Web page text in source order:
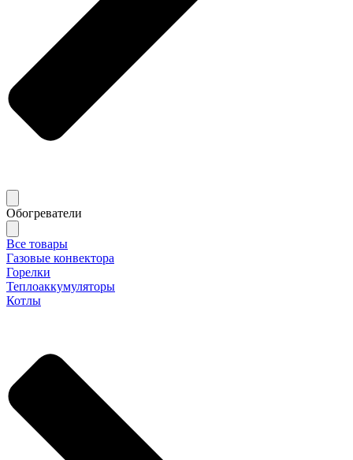
Обогреватели
Все товары
Газовые конвектора
Горелки
Теплоаккумуляторы
Котлы